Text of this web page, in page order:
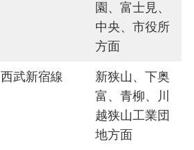
園、富士見、
中央、市役所
方面
西武新宿線
新狭山、下奥
富、青柳、川
越狭山工業団
地方面